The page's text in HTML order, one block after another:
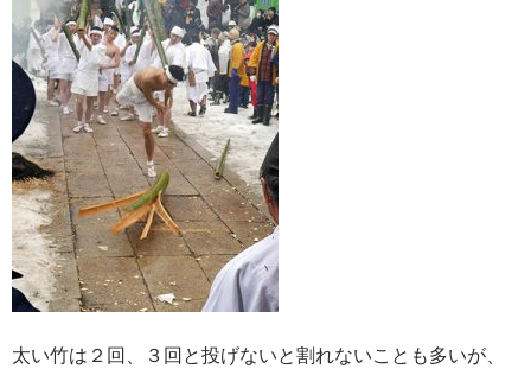
太い竹は２回、３回と投げないと割れないことも多いが、